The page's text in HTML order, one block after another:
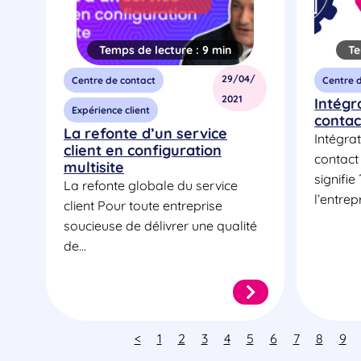
Temps de lecture :9 min
Centre de contact
Expérience client
29/04/
2021
La refonte d’un service
client en configuration
multisite
La refonte globale du service
client Pour toute entreprise
soucieuse de délivrer une qualité
de...
Centre
contact
signifie
< 1 2 3 4 5 6 7 8 9